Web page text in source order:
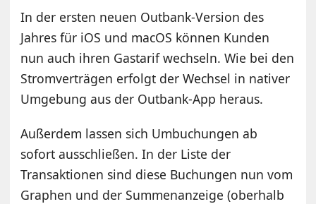
In der ersten neuen Outbank-Version des
Jahres für iOS und macOS können Kunden
nun auch ihren Gastarif wechseln. Wie bei den
Stromverträgen erfolgt der Wechsel in nativer
Umgebung aus der Outbank-App heraus.
Außerdem lassen sich Umbuchungen ab
sofort ausschließen. In der Liste der
Transaktionen sind diese Buchungen nun vom
Graphen und der Summenanzeige (oberhalb